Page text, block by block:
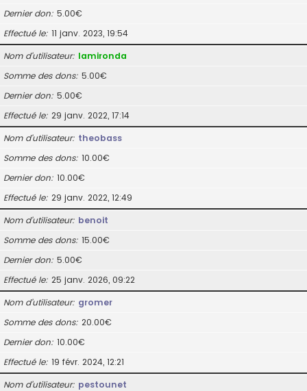
Dernier don 5.00€
Effectué le 11 janv. 2023, 19:54
Nom d’utilisateur lamironda
Somme des dons 5.00€
Dernier don 5.00€
Effectué le 29 janv. 2022, 17:14
Nom d’utilisateur theobass
Somme des dons 10.00€
Dernier don 10.00€
Effectué le 29 janv. 2022, 12:49
Nom d’utilisateur benoit
Somme des dons 15.00€
Dernier don 5.00€
Effectué le 25 janv. 2026, 09:22
Nom d’utilisateur gromer
Somme des dons 20.00€
Dernier don 10.00€
Effectué le 19 févr. 2024, 12:21
Nom d’utilisateur pestounet